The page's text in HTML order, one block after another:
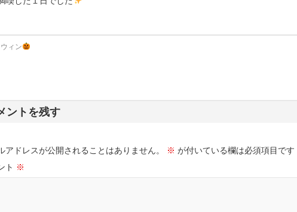
ィン
ントを残す
アドレスが公開されることはありません。 ※ が付いている欄は必須項目です
ト ※